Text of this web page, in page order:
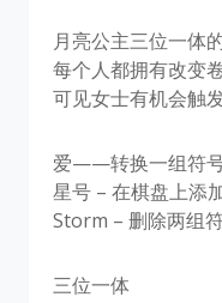
月亮公主三位一体
每个人都拥有改变
可见女士有机会触
爱——转换一组符号
星号 – 在棋盘上添
Storm – 删除两组符
三位一体